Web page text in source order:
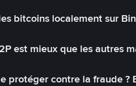
bitcoins localement sur
est mieux que les autres
protéger contre la fraude ?